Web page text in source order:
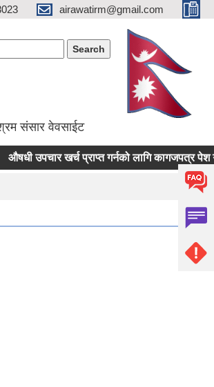
airawatirm@gmail.com
संसार वेवसाईट
उपचार खर्च प्राप्त गर्नको लागि कागजपत्र पेश गर्ने